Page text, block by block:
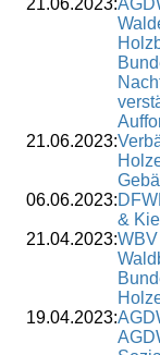
21.06.2023:
06.06.2023:
&
21.04.2023:
19.04.2023: